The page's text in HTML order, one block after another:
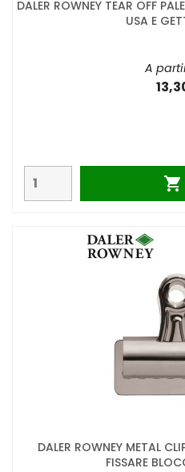
DALER ROWNEY TEAR OFF
USA E
A

DALER ROWNEY METAL
FISSARE